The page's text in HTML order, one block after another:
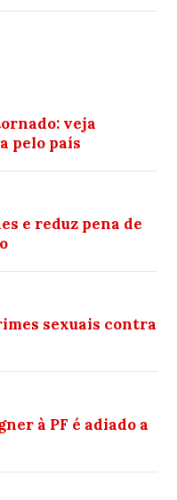
veja
pelo país
e reduz pena de
sexuais contra
à PF é adiado a